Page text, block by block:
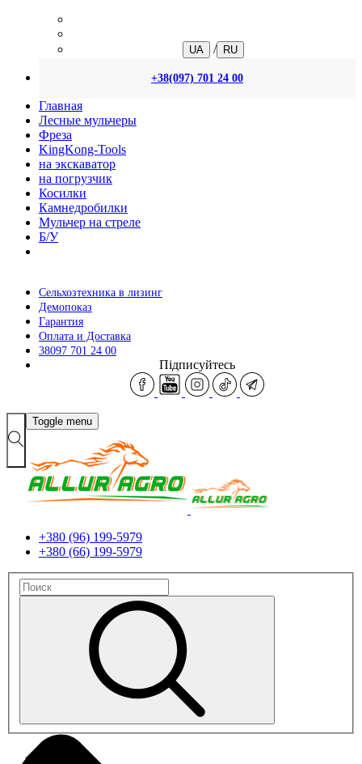
UA / RU
+38(097) 701 24 00
Главная
Лесные мульчеры
Фреза
KingKong-Tools
на экскаватор
на погрузчик
Косилки
Камнедробилки
Мульчер на стреле
Б/У
Сельхозтехника в лизинг
Демопоказ
Гарантия
Оплата и Доставка
38097 701 24 00
Підписуйтесь
Toggle menu
+380 (96) 199-5979
+380 (66) 199-5979